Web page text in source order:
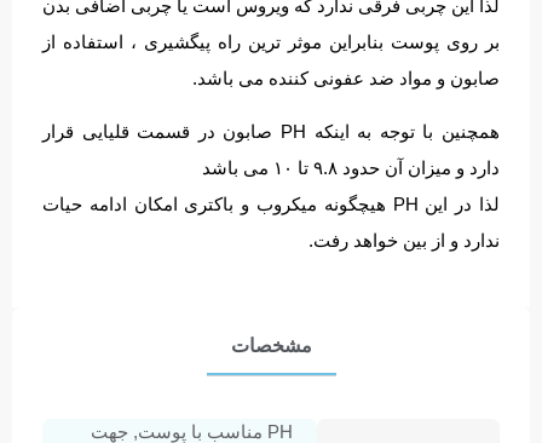
لذا این چربی فرقی ندارد که ویروس است یا چربی اضافی بدن
بر روی پوست بنابراین موثر ترین راه پیگشیری ، استفاده از
صابون و مواد ضد عفونی کننده می باشد.
همچنین با توجه به اینکه PH صابون در قسمت قلیایی قرار
دارد و میزان آن حدود ۹.۸ تا ۱۰ می باشد
لذا در این PH هیچگونه میکروب و باکتری امکان ادامه حیات
ندارد و از بین خواهد رفت.
مشخصات
PH مناسب با پوست, جهت